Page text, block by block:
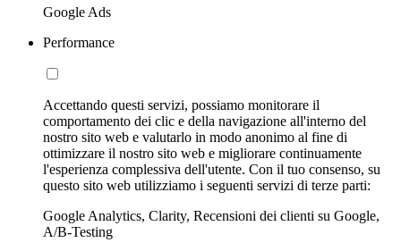
Google Ads
Performance
Accettando questi servizi, possiamo monitorare il
comportamento dei clic e della navigazione all'interno del
nostro sito web e valutarlo in modo anonimo al fine di
ottimizzare il nostro sito web e migliorare continuamente
l'esperienza complessiva dell'utente. Con il tuo consenso, su
questo sito web utilizziamo i seguenti servizi di terze parti:
Google Analytics, Clarity, Recensioni dei clienti su Google,
A/B-Testing